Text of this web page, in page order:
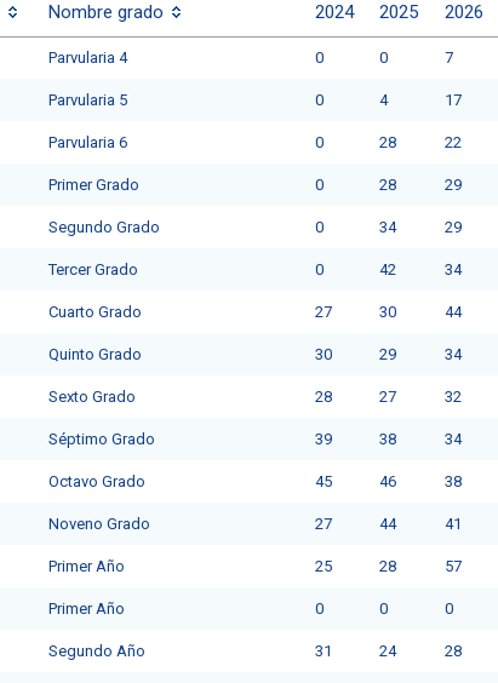
Nombre grado 2024 2025 2026
Parvularia 4 0 0 7
Parvularia 5 0 4 17
Parvularia 6 0 28 22
Primer Grado 0 28 29
Segundo Grado 0 34 29
Tercer Grado 0 42 34
Cuarto Grado 27 30 44
Quinto Grado 30 29 34
Sexto Grado 28 27 32
Séptimo Grado 39 38 34
Octavo Grado 45 46 38
Noveno Grado 27 44 41
Primer Año 25 28 57
Primer Año 0 0 0
Segundo Año 31 24 28